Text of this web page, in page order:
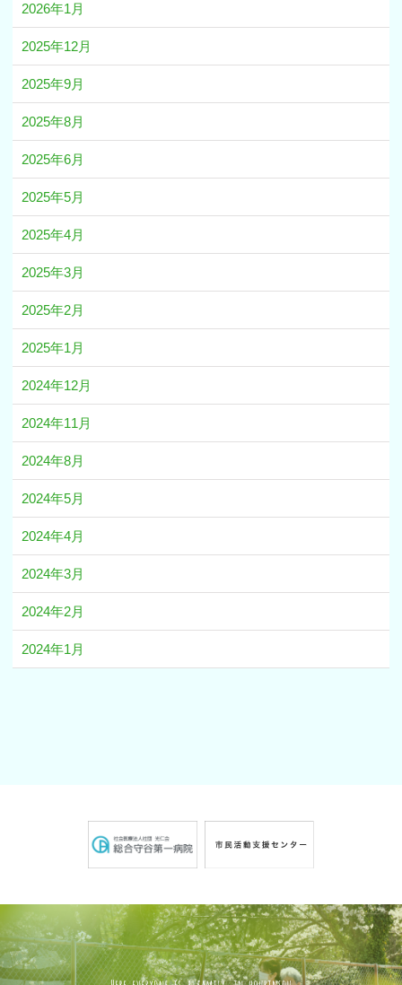
2026年1月
2025年12月
2025年9月
2025年8月
2025年6月
2025年5月
2025年4月
2025年3月
2025年2月
2025年1月
2024年12月
2024年11月
2024年8月
2024年5月
2024年4月
2024年3月
2024年2月
2024年1月